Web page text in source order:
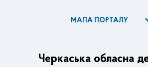
МАПА ПОРТАЛУ
Керівництво адміністрації
Черкаська обласна